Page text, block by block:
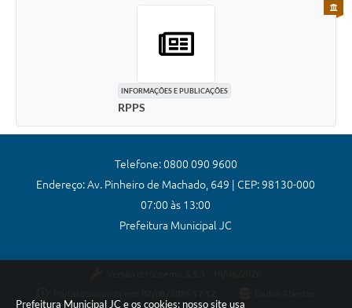
Prefeitura Municipal JC e os cookies: nosso site usa
INFORMAÇÕES E PUBLICAÇÕES
RPPS
PARA
Telefone: 0800 090 9600
Endereço: Av. Pinheiro de Machado, 649 | CEP: 98130-000
07:00 às 13:00
Prefeitura Municipal JC